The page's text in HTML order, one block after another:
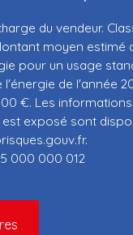
du vendeur.
moyen estimé
pour un usage
de l'année
€. Les
est exposé sont
000 000 012